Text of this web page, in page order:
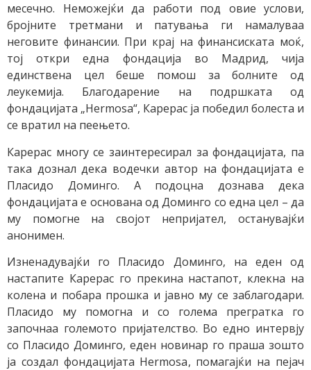
месечно. Неможејќи да работи под овие услови,
бројните третмани и патувања ги намалуваа
неговите финансии. При крај на финансиската моќ,
тој откри една фондација во Мадрид, чија
единствена цел беше помош за болните од
леукемија. Благодарение на подршката од
фондацијата „Hermosa“, Карерас ја победил болеста и
се вратил на пеењето.
Карерас многу се заинтересирал за фондацијата, па
така дознал дека водечки автор на фондацијата е
Пласидо Доминго. А подоцна дознава дека
фондацијата е основана од Доминго со една цел – да
му помогне на својот непријател, останувајќи
анонимен.
Изненадувајќи го Пласидо Доминго, на еден од
настапите Карерас го прекина настапот, клекна на
колена и побара прошка и јавно му се заблагодари.
Пласидо му помогна и со голема прегратка го
започнаа големото пријателство. Во едно интервју
со Пласидо Доминго, еден новинар го праша зошто
ја создал фондацијата Hermosa, помагајќи на пејач